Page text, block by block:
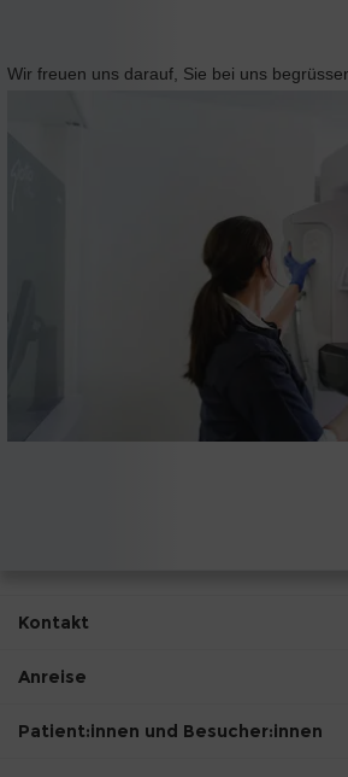
Wir freuen uns darauf, Sie bei uns
Kontakt
Anreise
Patient:innen und Besucher:innen